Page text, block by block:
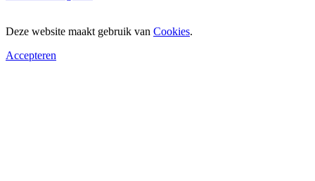
Deze website maakt gebruik van Cookies.
Accepteren